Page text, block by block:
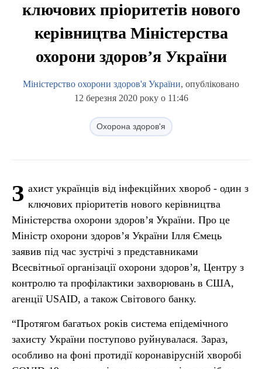
ключових пріоритетів нового
керівництва Міністерства
охорони здоров’я України
Міністерство охорони здоров'я України, опубліковано
12 березня 2020 року о 11:46
Охорона здоров'я
З ахист українців від інфекційних хвороб - один з
ключових пріоритетів нового керівництва
Міністерства охорони здоров’я України. Про це
Міністр охорони здоров’я України Ілля Ємець
заявив під час зустрічі з представниками
Всесвітньої організації охорони здоров’я, Центру з
контролю та профілактики захворювань в США,
агенції USAID, а також Світового банку.
“Протягом багатьох років система епідемічного
захисту України поступово руйнувалася. Зараз,
особливо на фоні протидії коронавірусній хворобі